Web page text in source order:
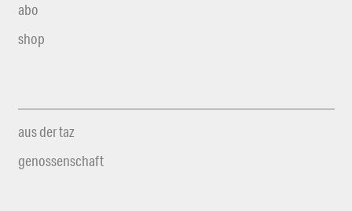
abo
shop
aus der taz
genossenschaft